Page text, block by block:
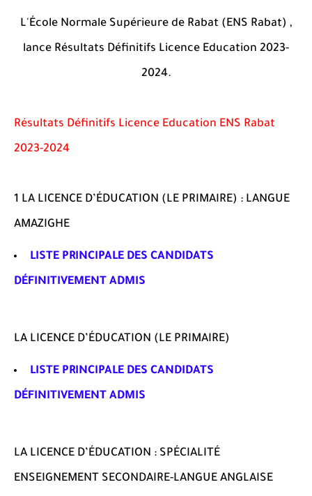
L'École Normale Supérieure de Rabat (ENS Rabat) ,
lance Résultats Définitifs Licence Education 2023-
2024.
Résultats Définitifs Licence Education ENS Rabat
2023-2024
1 LA LICENCE D’ÉDUCATION (LE PRIMAIRE) : LANGUE
AMAZIGHE
LISTE PRINCIPALE DES CANDIDATS
DÉFINITIVEMENT ADMIS
LA LICENCE D’ÉDUCATION (LE PRIMAIRE)
LISTE PRINCIPALE DES CANDIDATS
DÉFINITIVEMENT ADMIS
LA LICENCE D’ÉDUCATION : SPÉCIALITÉ
ENSEIGNEMENT SECONDAIRE-LANGUE ANGLAISE